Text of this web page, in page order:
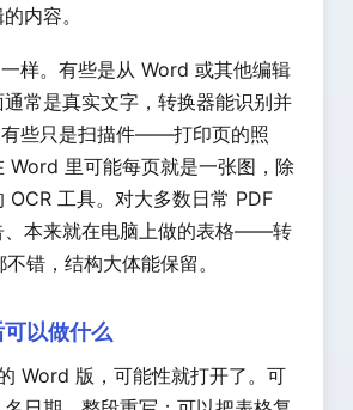
内容。
样。有些是从 Word 或其他编辑
常是真实文字，转换器能识别并
些只是扫描件——打印页的照
Word 里可能每页就是一张图，除
OCR 工具。对大多数日常 PDF
本来就在电脑上做的表格——转
错，结构大体能保留。
以做什么
Word 版，可能性就打开了。可